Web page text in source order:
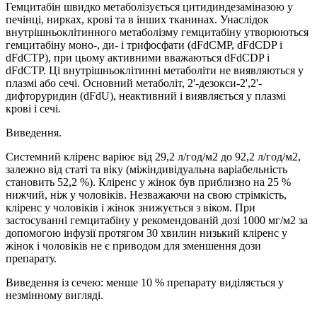
Гемцитабін швидко метаболізується цитидиндезаміназою у
печінці, нирках, крові та в інших тканинах. Унаслідок
внутрішньоклітинного метаболізму гемцитабіну утворюються
гемцитабіну моно-, ди- і трифосфати (dFdCMP, dFdCDP і
dFdCTP), при цьому активними вважаються dFdCDP і
dFdCTP. Ці внутрішньоклітинні метаболіти не виявляються у
плазмі або сечі. Основний метаболіт, 2'-дезокси-2',2'-
дифторуридин (dFdU), неактивний і виявляється у плазмі
крові і сечі.
Виведення.
Системний кліренс варіює від 29,2 л/год/м2 до 92,2 л/год/м2,
залежно від статі та віку (міжіндивідуальна варіабельність
становить 52,2 %). Кліренс у жінок був приблизно на 25 %
нижчий, ніж у чоловіків. Незважаючи на свою стрімкість,
кліренс у чоловіків і жінок знижується з віком. При
застосуванні гемцитабіну у рекомендованій дозі 1000 мг/м2 за
допомогою інфузії протягом 30 хвилин низький кліренс у
жінок і чоловіків не є приводом для зменшення дози
препарату.
Виведення із сечею: менше 10 % препарату виділяється у
незмінному вигляді.